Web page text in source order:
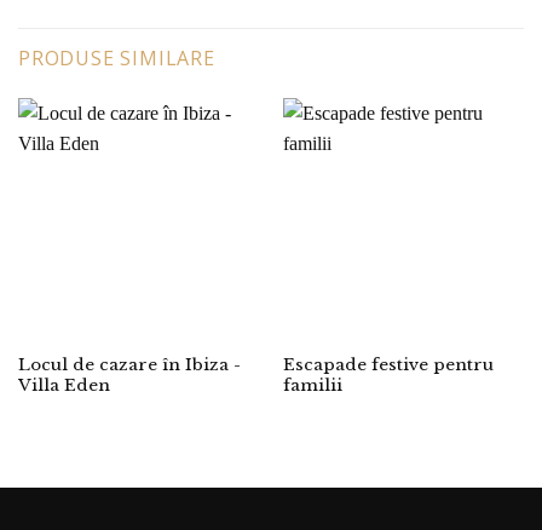
PRODUSE SIMILARE
Locul de cazare în Ibiza -
Villa Eden
Escapade festive pentru
familii